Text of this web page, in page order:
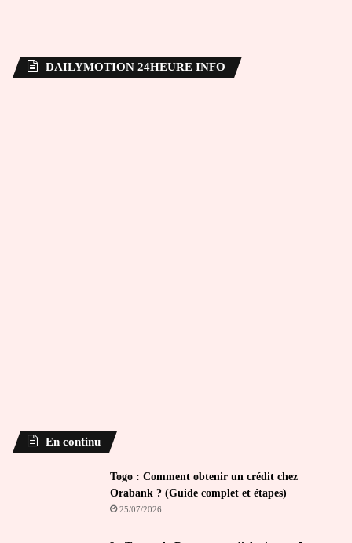
DAILYMOTION 24HEURE INFO
En continu
Togo : Comment obtenir un crédit chez
Orabank ? (Guide complet et étapes)
25/07/2026